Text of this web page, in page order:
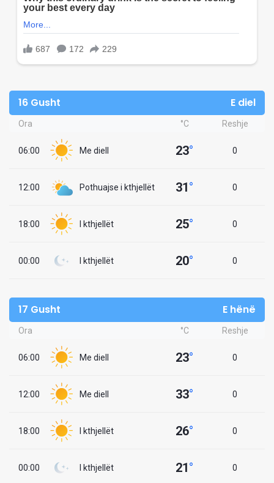
16 Gusht E diel
Ora °C Reshje
06:00 Me diell 23° 0
12:00 Pothuajse i kthjellët 31° 0
18:00 I kthjellët 25° 0
00:00 I kthjellët 20° 0
17 Gusht E hënë
Ora °C Reshje
06:00 Me diell 23° 0
12:00 Me diell 33° 0
18:00 I kthjellët 26° 0
00:00 I kthjellët 21° 0